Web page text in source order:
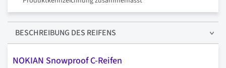
BESCHREIBUNG DES REIFENS
NOKIAN Snowproof C-Reifen